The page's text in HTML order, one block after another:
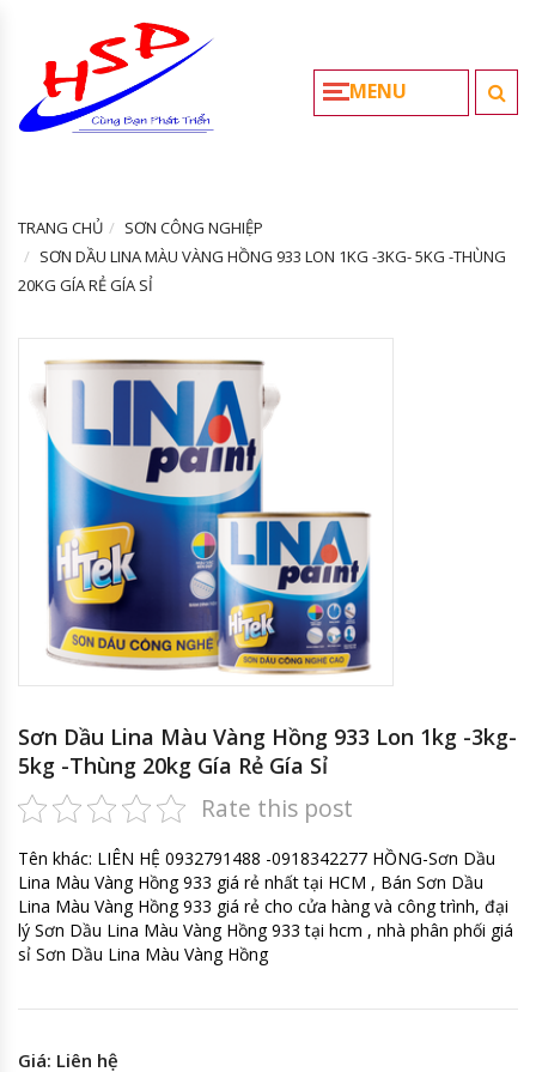
MENU
TRANG CHỦ
SƠN CÔNG NGHIỆP
SƠN DẦU LINA MÀU VÀNG HỒNG 933 LON 1KG -3KG- 5KG -THÙNG
20KG GÍA RẺ GÍA SỈ
Sơn Dầu Lina Màu Vàng Hồng 933 Lon 1kg -3kg-
5kg -Thùng 20kg Gía Rẻ Gía Sỉ
Rate this post
Tên khác: LIÊN HỆ 0932791488 -0918342277 HỒNG-Sơn Dầu
Lina Màu Vàng Hồng 933 giá rẻ nhất tại HCM , Bán Sơn Dầu
Lina Màu Vàng Hồng 933 giá rẻ cho cửa hàng và công trình, đại
lý Sơn Dầu Lina Màu Vàng Hồng 933 tại hcm , nhà phân phối giá
sỉ Sơn Dầu Lina Màu Vàng Hồng
Giá: Liên hệ